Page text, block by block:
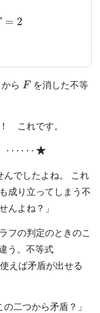
2
ら
F
を消した不等
これです。
でしたよね。 これ
成り立ってしまう不
んよね？」
フの判定のときのこ
う。不等式
えば矛盾が出せる
二つから矛盾？」